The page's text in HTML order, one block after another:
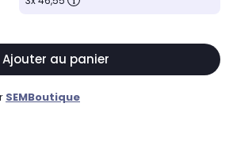
Ajouter au panier
SEMBoutique